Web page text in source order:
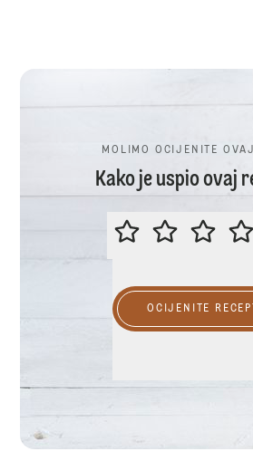
MOLIMO OCIJENITE OVAJ
Kako je uspio ovaj
OCIJENITE RECEPT